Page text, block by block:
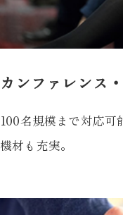
カンファレンス
100名規模まで対応可
機材も充実。